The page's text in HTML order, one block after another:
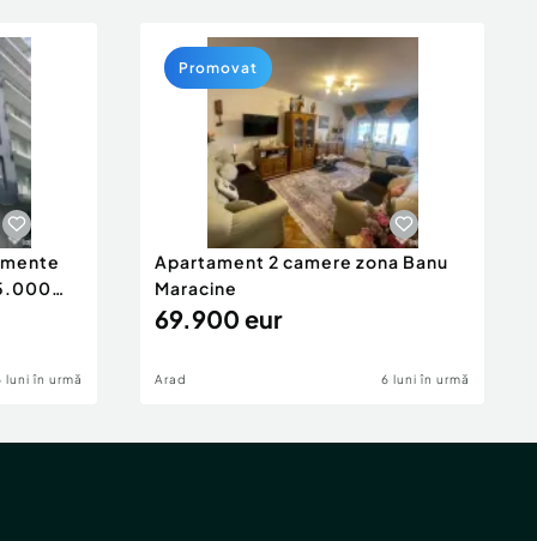
luni în urmă
Apartament 2 camere zona Banu
Maracine
69.900 eur
Arad 6 luni în urmă
Promovat